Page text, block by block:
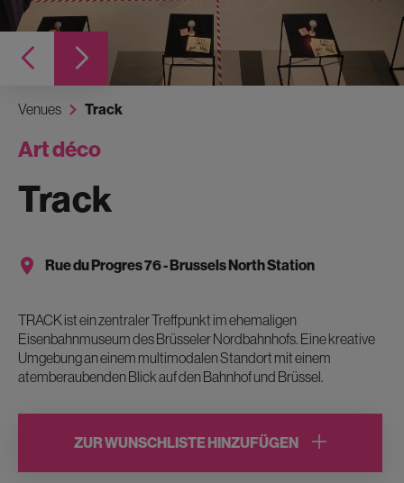
Venues Track
Art déco
Track
Rue du Progres 76 - Brussels North Station
TRACK ist ein zentraler Treffpunkt im ehemaligen
Eisenbahnmuseum des Brüsseler Nordbahnhofs. Eine kreative
Umgebung an einem multimodalen Standort mit einem
atemberaubenden Blick auf den Bahnhof und Brüssel.
ZUR WUNSCHLISTE HINZUFÜGEN